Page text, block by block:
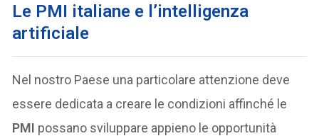
Le PMI italiane e l’intelligenza
artificiale
Nel nostro Paese una particolare attenzione deve
essere dedicata a creare le condizioni affinché le
PMI possano sviluppare appieno le opportunità